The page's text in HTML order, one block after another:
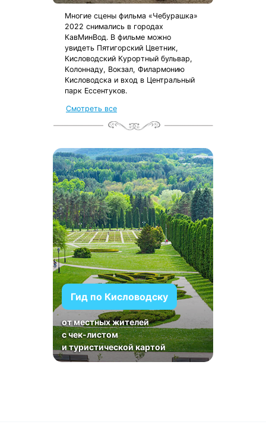
Многие сцены фильма «Чебурашка»
2022 снимались в городах
КавМинВод. В фильме можно
увидеть Пятигорский Цветник,
Кисловодский Курортный бульвар,
Колоннаду, Вокзал, Филармонию
Кисловодска и вход в Центральный
парк Ессентуков.
Смотреть все
Гид по Кисловодску
от местных жителей
с чек-листом
и туристической картой